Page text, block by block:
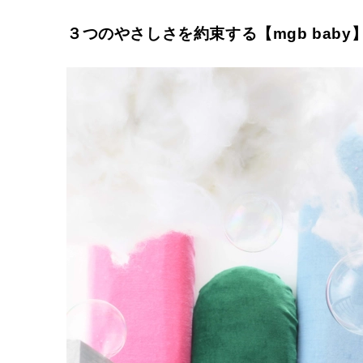
３つのやさしさを約束する【mgb baby